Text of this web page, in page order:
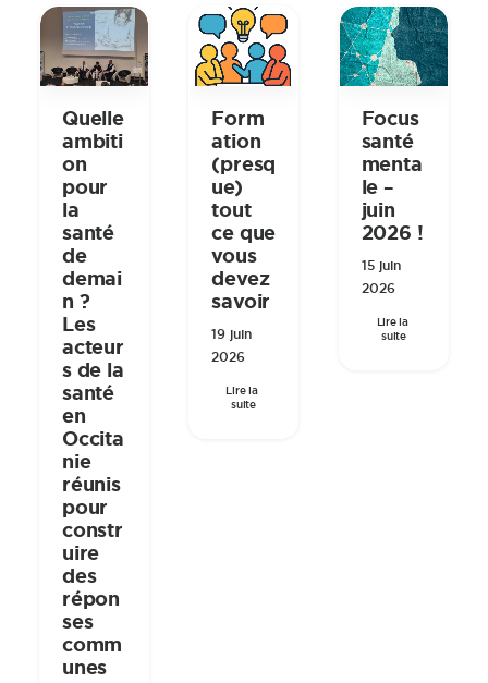
Quelle
ambiti
on
pour
la
santé
de
demai
n ?
Les
acteur
s de la
santé
en
Occita
nie
réunis
pour
constr
uire
des
répon
ses
comm
unes
Form
ation
(presq
ue)
tout
ce que
vous
devez
savoir
19 juin
2026
Lire la
suite
Focus
santé
menta
le –
juin
2026 !
15 juin
2026
Lire la
suite